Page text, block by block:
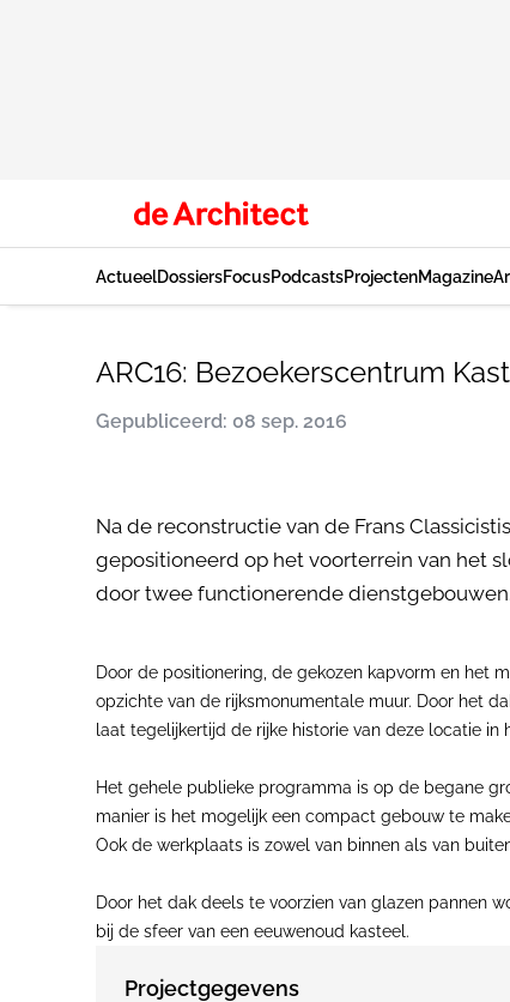
ActueelDossiersFocusPodcastsProjectenMagazine
ARC16: Bezoekerscentrum
Gepubliceerd: 08 sep. 2016
Na de reconstructie van de Frans
gepositioneerd op het voorterrein van het
door twee functionerende
Door de positionering, de gekozen kapvorm en het
opzichte van de rijksmonumentale muur. Door het
laat tegelijkertijd de rijke historie van deze locatie in
Het gehele publieke programma is op de begane
manier is het mogelijk een compact gebouw te
Ook de werkplaats is zowel van binnen als van
Door het dak deels te voorzien van glazen pannen
bij de sfeer van een eeuwenoud kasteel.
Projectgegevens